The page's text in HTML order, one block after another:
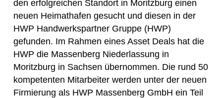
den erfolgreichen Standort in Moritzburg einen
neuen Heimathafen gesucht und diesen in der
HWP Handwerkspartner Gruppe (HWP)
gefunden. Im Rahmen eines Asset Deals hat die
HWP die Massenberg Niederlassung in
Moritzburg in Sachsen übernommen. Die rund 50
kompetenten Mitarbeiter werden unter der neuen
Firmierung als HWP Massenberg GmbH ein Teil